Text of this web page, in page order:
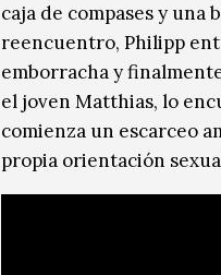
caja de compases y una
reencuentro, Philipp
emborracha y
el joven Matthias, lo
comienza un escarceo
propia orientación